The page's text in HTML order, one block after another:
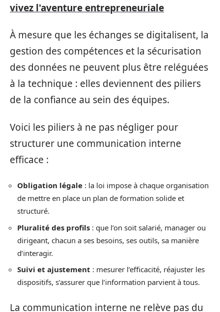
vivez l'aventure entrepreneuriale
À mesure que les échanges se digitalisent, la
gestion des compétences et la sécurisation
des données ne peuvent plus être reléguées
à la technique : elles deviennent des piliers
de la confiance au sein des équipes.
Voici les piliers à ne pas négliger pour
structurer une communication interne
efficace :
Obligation légale : la loi impose à chaque organisation
de mettre en place un plan de formation solide et
structuré.
Pluralité des profils : que l’on soit salarié, manager ou
dirigeant, chacun a ses besoins, ses outils, sa manière
d’interagir.
Suivi et ajustement : mesurer l’efficacité, réajuster les
dispositifs, s’assurer que l’information parvient à tous.
La communication interne ne relève pas du